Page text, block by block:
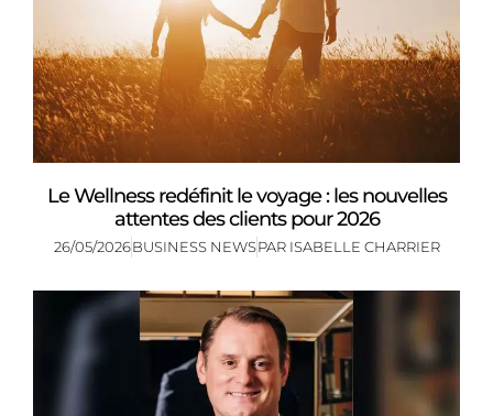
Le Wellness redéfinit le voyage : les nouvelles
attentes des clients pour 2026
26/05/2026BUSINESS NEWSPAR ISABELLE CHARRIER